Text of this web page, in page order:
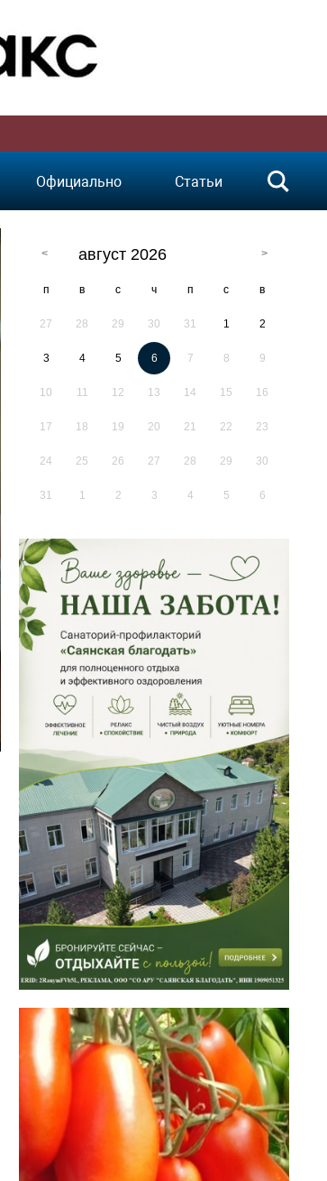
Официально Статьи
август 2026
п в с ч п с в
27 28 29 30 31 1 2
3 4 5 6 7 8 9
10 11 12 13 14 15 16
17 18 19 20 21 22 23
24 25 26 27 28 29 30
31 1 2 3 4 5 6